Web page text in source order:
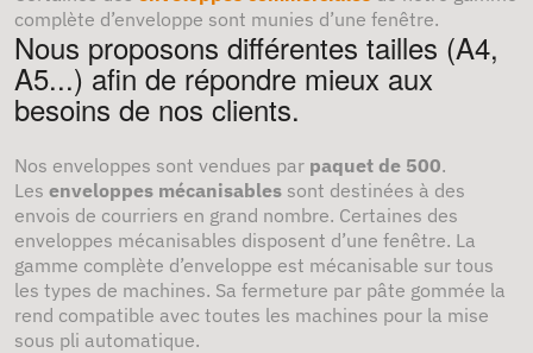
complète d’enveloppe sont munies d’une fenêtre.
Nous proposons différentes tailles (A4,
A5...) afin de répondre mieux aux
besoins de nos clients.
Nos enveloppes sont vendues par paquet de 500.
Les enveloppes mécanisables sont destinées à des
envois de courriers en grand nombre. Certaines des
enveloppes mécanisables disposent d’une fenêtre. La
gamme complète d’enveloppe est mécanisable sur tous
les types de machines. Sa fermeture par pâte gommée la
rend compatible avec toutes les machines pour la mise
sous pli automatique.